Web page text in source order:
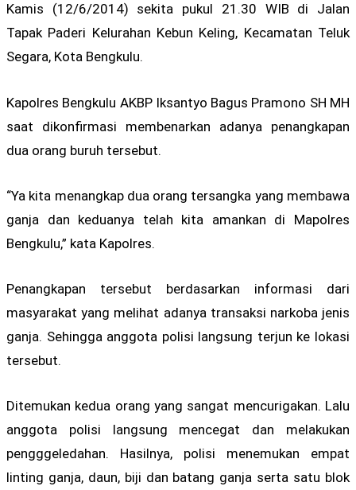
Kamis (12/6/2014) sekita pukul 21.30 WIB di Jalan
Tapak Paderi Kelurahan Kebun Keling, Kecamatan Teluk
Segara, Kota Bengkulu.
Kapolres Bengkulu AKBP Iksantyo Bagus Pramono SH MH
saat dikonfirmasi membenarkan adanya penangkapan
dua orang buruh tersebut.
“Ya kita menangkap dua orang tersangka yang membawa
ganja dan keduanya telah kita amankan di Mapolres
Bengkulu,” kata Kapolres.
Penangkapan tersebut berdasarkan informasi dari
masyarakat yang melihat adanya transaksi narkoba jenis
ganja. Sehingga anggota polisi langsung terjun ke lokasi
tersebut.
Ditemukan kedua orang yang sangat mencurigakan. Lalu
anggota polisi langsung mencegat dan melakukan
pengggeledahan. Hasilnya, polisi menemukan empat
linting ganja, daun, biji dan batang ganja serta satu blok